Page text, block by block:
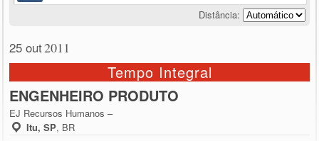
Distância:
25 out2011
Tempo Integral
ENGENHEIRO PRODUTO
EJ Recursos Humanos –
Itu, SP, BR